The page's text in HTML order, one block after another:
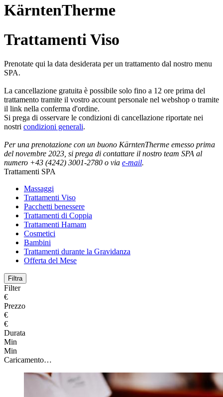
KärntenTherme
Trattamenti Viso
Prenotate qui la data desiderata per un trattamento dal nostro menu
SPA.
La cancellazione gratuita è possibile solo fino a 12 ore prima del
trattamento tramite il vostro account personale nel webshop o tramite
il link nella conferma d'ordine.
Si prega di osservare le condizioni di cancellazione riportate nei
nostri condizioni generali.
Per una prenotazione con un buono KärntenTherme emesso prima
del novembre 2023, si prega di contattare il nostro team SPA al
numero +43 (4242) 3001-2780 o via e-mail.
Trattamenti SPA
Massaggi
Trattamenti Viso
Pacchetti benessere
Trattamenti di Coppia
Trattamenti Hamam
Cosmetici
Bambini
Trattamenti durante la Gravidanza
Offerta del Mese
Filtra
Filter
€
Prezzo
€
€
Durata
Min
Min
Caricamento…